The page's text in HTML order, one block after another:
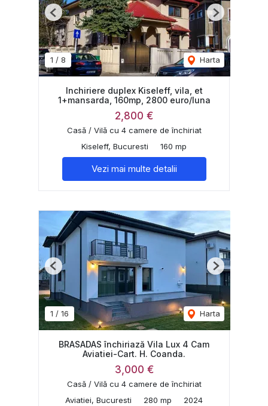
1 / 8 Harta
Previous Next
Inchiriere duplex Kiseleff, vila, et
1+mansarda, 160mp, 2800 euro/luna
2,800 €
Casă / Vilă cu 4 camere de închiriat
Kiseleff, Bucuresti
160 mp
Vezi mai multe detalii
1 / 16 Harta
Previous Next
BRASADAS închiriază Vila Lux 4 Cam
Aviatiei-Cart. H. Coanda.
3,000 €
Casă / Vilă cu 4 camere de închiriat
Aviatiei, Bucuresti
280 mp 2024